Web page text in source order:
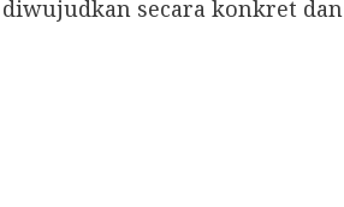
secara konkret dan